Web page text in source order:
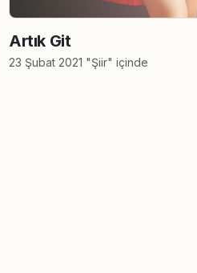
Artık Git
23 Şubat 2021 "Şiir" içinde